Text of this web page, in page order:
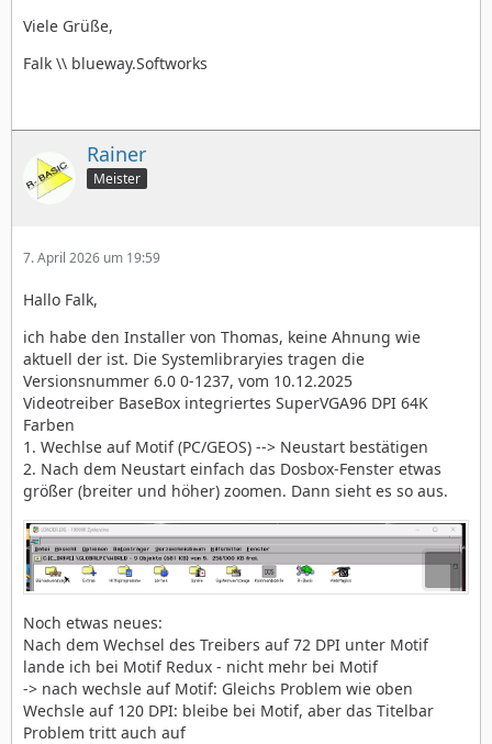
Viele Grüße,
Falk \\ blueway.Softworks
Rainer
Meister
7. April 2026 um 19:59
Hallo Falk,
ich habe den Installer von Thomas, keine Ahnung wie
aktuell der ist. Die Systemlibraryies tragen die
Versionsnummer 6.0 0-1237, vom 10.12.2025
Videotreiber BaseBox integriertes SuperVGA96 DPI 64K
Farben
1. Wechlse auf Motif (PC/GEOS) --> Neustart bestätigen
2. Nach dem Neustart einfach das Dosbox-Fenster etwas
größer (breiter und höher) zoomen. Dann sieht es so aus.
Noch etwas neues:
Nach dem Wechsel des Treibers auf 72 DPI unter Motif
lande ich bei Motif Redux - nicht mehr bei Motif
-> nach wechsle auf Motif: Gleichs Problem wie oben
Wechsle auf 120 DPI: bleibe bei Motif, aber das Titelbar
Problem tritt auch auf